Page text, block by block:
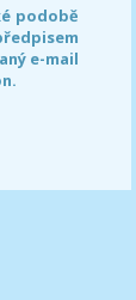
podobě
e-mail